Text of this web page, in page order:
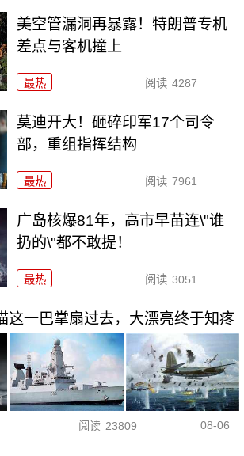
美空管漏洞再暴露！特朗普专机
差点与客机撞上
最热 阅读 4287
莫迪开大！砸碎印军17个司令
部，重组指挥结构
最热 阅读 7961
广岛核爆81年，高市早苗连\"谁
扔的\"都不敢提！
最热 阅读 3051
这一巴掌扇过去，大漂亮终于知疼
阅读 23809 08-06